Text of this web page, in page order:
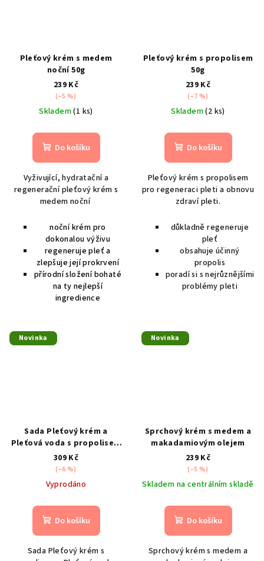
Pleťový krém s medem
noční 50g
239 Kč
(–5 %)
Skladem(1 ks)
Do košíku
Vyživující, hydratační a
regenerační pleťový krém s
medem noční
noční krém pro
dokonalou výživu
regeneruje pleť a
zlepšuje její prokrvení
přírodní složení bohaté
na ty nejlepší
ingredience
Pleťový krém s propolisem
50g
239 Kč
(–7 %)
Skladem(2 ks)
Do košíku
Pleťový krém s propolisem
pro regeneraci pleti a obnovu
zdraví pleti.
důkladně regeneruje
pleť
obsahuje účinný
propolis
poradí si s nejrůznějšími
problémy pleti
Novinka
Sada Pleťový krém a
Pleťová voda s propolisem
na akné 100+50g
309 Kč
(–6 %)
Vyprodáno
Do košíku
Sada Pleťový krém s
Novinka
Sprchový krém s medem a
makadamiovým olejem
239 Kč
(–5 %)
Skladem na centrálním skladě
Do košíku
Sprchový krém s medem a